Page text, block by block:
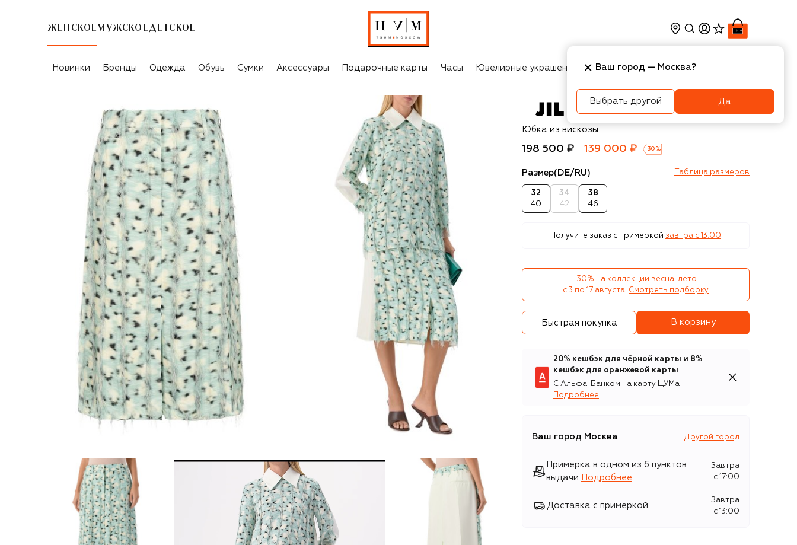
ЖЕНСКОЕ МУЖСКОЕ ДЕТСКОЕ
Новинки Бренды Одежда Обувь Сумки Аксессуары Подарочные карты Часы Ювелирные украшения Косметика Интерьер
Jil Sander
Юбка из вискозы
198 500 ₽ 139 000 ₽ -30 %
Размер(DE/RU) Таблица размеров
32
40
34
42
38
46
Получите заказ с примеркой завтра c 13:00
-30% на коллекции весна-лето
с 3 по 17 августа! Смотреть подборку
Быстрая покупка В корзину
20% кешбэк для чёрной карты и 8%
кешбэк для оранжевой карты
С Альфа-Банком на карту ЦУМа
Подробнее
Ваш город Москва Другой город
Примерка в одном из 6 пунктов
выдачи
Подробнее
Завтра
c 17:00
Доставка с примеркой
Завтра
c 13:00
Ваш город — Москва?
Выбрать другой Да